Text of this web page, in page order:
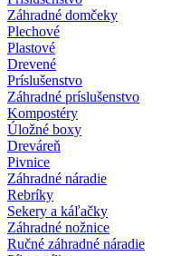
Záhradné domčeky
Plechové
Plastové
Drevené
Príslušenstvo
Záhradné príslušenstvo
Kompostéry
Úložné boxy
Dreváreň
Pivnice
Záhradné náradie
Rebríky
Sekery a káľačky
Záhradné nožnice
Ručné záhradné náradie